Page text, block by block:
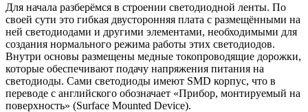
Для начала разберёмся в строении светодиодной ленты. По
своей сути это гибкая двусторонняя плата с размещёнными на
ней светодиодами и другими элементами, необходимыми для
создания нормального режима работы этих светодиодов.
Внутри основы размещены медные токопроводящие дорожки,
которые обеспечивают подачу напряжения питания на
светодиоды. Сами светодиоды имеют SMD корпус, что в
переводе с английского обозначает «Прибор, монтируемый на
поверхность» (Surface Mounted Device).